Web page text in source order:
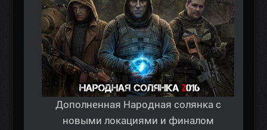
Дополненная Народная солянка с
новыми локациями и финалом